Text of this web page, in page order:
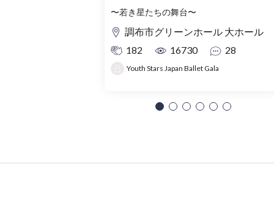
〜若き星たちの舞台〜
調布市グリーンホール 大ホール
182
16730 28
Youth Stars Japan Ballet Gala